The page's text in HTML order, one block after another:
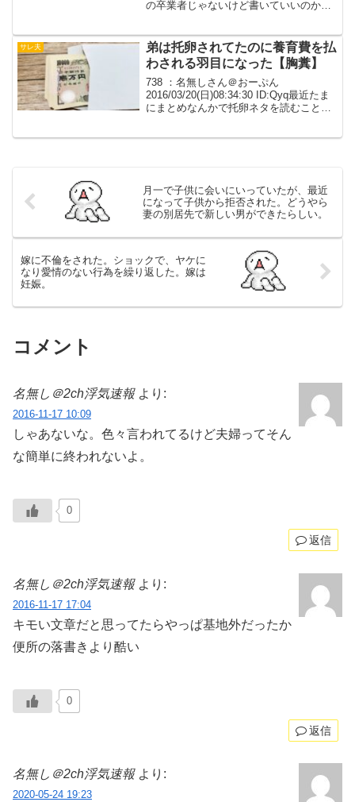
の卒業者じゃないけど書いていいのか
2013/05/18 (土)...
サレ夫
弟は托卵されてたのに養育費を払
わされる羽目になった【胸糞】
738 ：名無しさん＠おーぷん
2016/03/20(日)08:34:30 ID:Qyq最近たま
にまとめなんかで托卵ネタを読むことが
月一で子供に会いにいっていたが、最近
になって子供から拒否された。どうやら
妻の別居先で新しい男ができたらしい。
嫁に不倫をされた。ショックで、ヤケに
なり愛情のない行為を繰り返した。嫁は
妊娠。
コメント
名無し＠2ch浮気速報 より:
2016-11-17 10:09
しゃあないな。色々言われてるけど夫婦ってそん
な簡単に終われないよ。
0
返信
名無し＠2ch浮気速報 より:
2016-11-17 17:04
キモい文章だと思ってたらやっぱ基地外だったか
便所の落書きより酷い
0
返信
名無し＠2ch浮気速報 より:
2020-05-24 19:23